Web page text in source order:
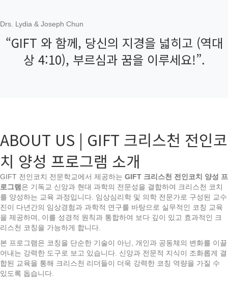
Drs. Lydia & Joseph Chun
“GIFT 와 함께, 당신의 지경을 넓히고 (역대
상 4:10), 부르심과 꿈을 이루세요!”.
ABOUT US | GIFT 크리스천 전인코
치 양성 프로그램 소개
GIFT 전인코치 전문학교에서 제공하는 GIFT 크리스천 전인코치 양성 프
로그램 은 기독교 신앙과 현대 과학의 전문성을 결합하여 크리스천 코치
를 양성하는 교육 과정입니다. 임상심리학 및 의학 전문가로 구성된 교수
진이 다년간의 임상경험과 과학적 연구를 바탕으로 실무적인 코칭 교육
을 제공하며, 이를 성경적 원칙과 통합하여 보다 깊이 있고 효과적인 크
리스천 코칭을 가능하게 합니다.
본 프로그램은 코칭을 단순한 기술이 아닌, 개인과 공동체의 변화를 이끌
어내는 강력한 도구로 보고 있습니다. 신앙과 전문적 지식이 조화롭게 결
합된 교육을 통해 크리스천 리더들이 더욱 강력한 코칭 역량을 가질 수
있도록 돕습니다.